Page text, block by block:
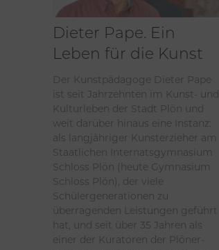
Dieter Pape. Ein
Leben für die Kunst
Der Kunstpädagoge Dieter Pape
ist seit Jahrzehnten im Kunst- und
Kulturleben der Stadt Plön und
weit darüber hinaus eine Instanz:
als langjähriger Kunsterzieher am
Staatlichen Internatsgymnasium
Schloss Plön (heute Gymnasium
Schloss Plön), der viele
Schülergenerationen zu
überragenden Leistungen geführt
hat, und seit über 35 Jahren als
einer der Kuratoren der Plöner-